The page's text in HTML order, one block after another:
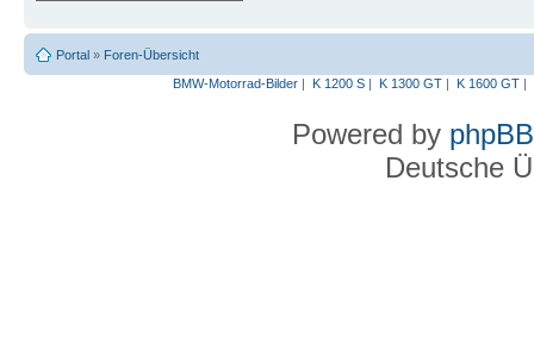
Portal » Foren-Übersicht
BMW-Motorrad-Bilder| K 1200 S| K 1300 GT| K 1600 GT|
Powered by phpBB
Deutsche